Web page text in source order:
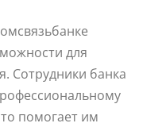
для
Сотрудники банка
помогает им